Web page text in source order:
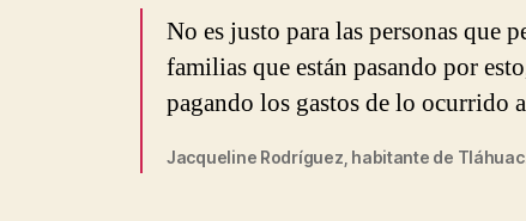
No es justo para las personas que
familias que están pasando por
pagando los gastos de lo ocurrido
Jacqueline Rodríguez, habitante de